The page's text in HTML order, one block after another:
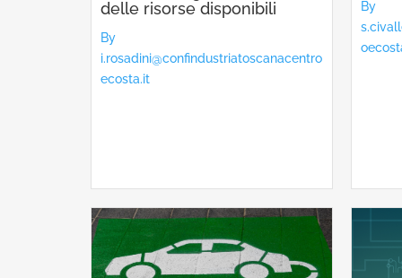
delle risorse disponibili
By
i.rosadini@confindustriatoscanacentro
ecosta.it
By